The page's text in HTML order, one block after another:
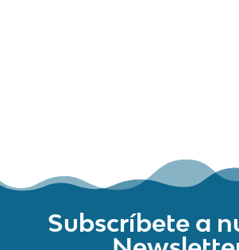
Subscríbete a